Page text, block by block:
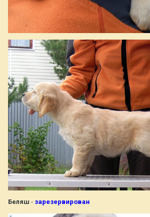
Беляш - зарезервирован